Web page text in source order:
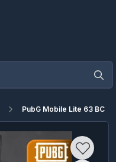
PubG Mobile Lite 63 BC